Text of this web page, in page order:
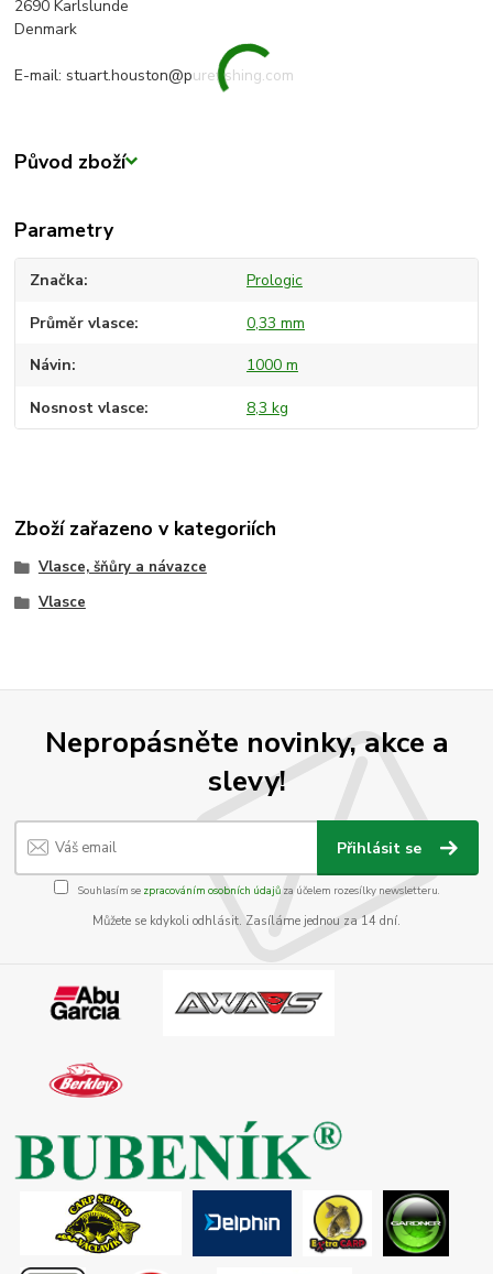
2690 Karlslunde
Denmark
E-mail: stuart.houston@purefishing.com
Původ zboží
Parametry
Značka Prologic
Průměr vlasce 0,33 mm
Návin 1000 m
Nosnost vlasce 8,3 kg
Zboží zařazeno v kategoriích
Vlasce, šňůry a návazce
Vlasce
Nepropásněte novinky, akce a
slevy!
Přihlásit se
Souhlasím se zpracováním osobních údajůza účelem rozesílky newsletteru.
Můžete se kdykoli odhlásit. Zasíláme jednou za 14 dní.